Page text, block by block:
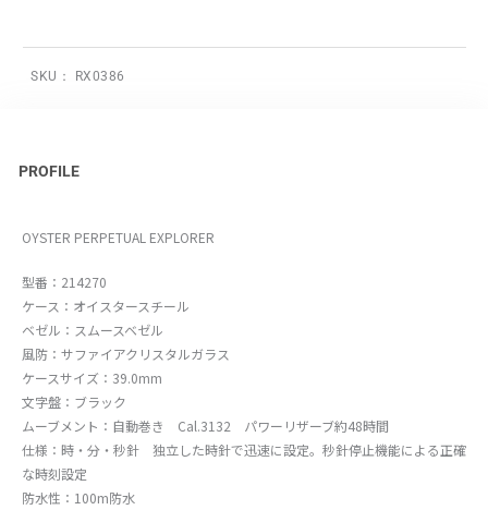
SKU： RX0386
PROFILE
OYSTER PERPETUAL EXPLORER
型番：214270
ケース：オイスタースチール
ベゼル：スムースベゼル
風防：サファイアクリスタルガラス
ケースサイズ：39.0mm
文字盤：ブラック
ムーブメント：自動巻き Cal.3132 パワーリザーブ約48時間
仕様：時・分・秒針 独立した時針で迅速に設定。秒針停止機能による正確
な時刻設定
防水性：100m防水